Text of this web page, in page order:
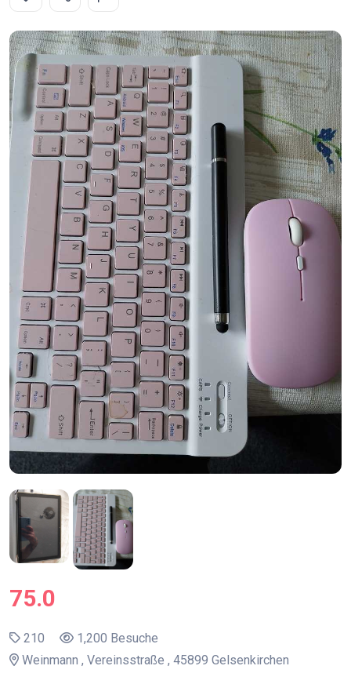
75.0
210
1,200 Besuche
Weinmann , Vereinsstraße , 45899 Gelsenkirchen